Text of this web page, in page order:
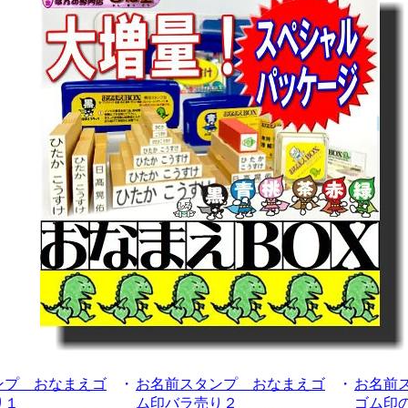
プ おなまえゴ
・ お名前スタンプ おなまえゴ
ム印バラ売り２
・ お名前
ゴム印